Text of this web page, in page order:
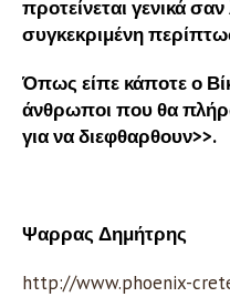
προτείνεται γενικά
συγκεκριμένη
Όπως είπε κάποτε ο
άνθρωποι που θα
για να διεφθαρθουν>>.
Ψαρρας Δημήτρης
http://www.phoenix-